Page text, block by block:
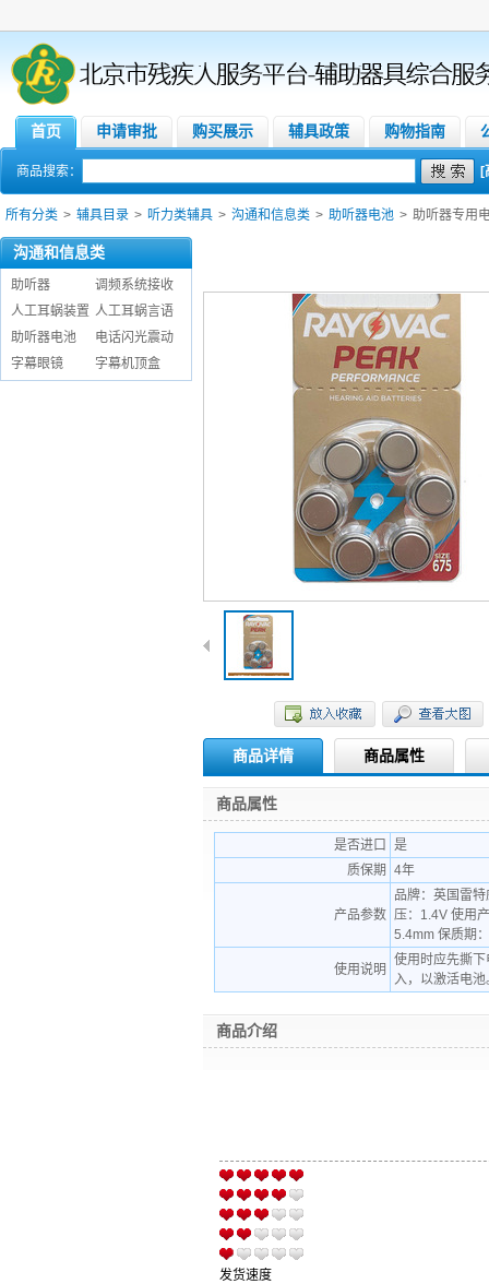
首页 申请审批 购买展示 辅具政策 购物指南
商品搜索： [
所有分类 > 辅具目录 > 听力类辅具 > 沟通和信息类 > 助听器电池 > 助听器专用
沟通和信息类
助听器
调频系统接收
人工耳蜗装置 人工耳蜗言语
助听器电池
电话闪光震动
字幕眼镜
字幕机顶盒
商品详情 商品属性
商品属性
是否进口
是
质保期 4年
产品参数
品牌：英国雷
压：1.4V 使用
5.4mm 保质期
使用说明
使用时应先撕
入，以激活电
商品介绍
发货速度